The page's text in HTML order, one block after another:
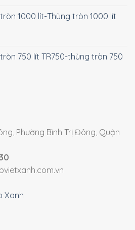
1000 lít-Thùng tròn 1000 lít
750 lít TR750-thùng tròn 750
Phường Bình Trị Đông, Quận
Xanh